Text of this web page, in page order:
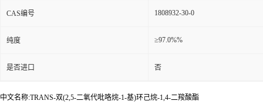
CAS编号 1808932-30-0
纯度 ≥97.0%%
是否进口 否
中文名称:TRANS-双(2,5-二氧代吡咯烷-1-基)环己烷-1,4-二羧酸酯